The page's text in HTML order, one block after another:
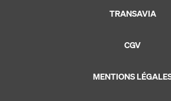
TRANSAVIA
CGV
MENTIONS